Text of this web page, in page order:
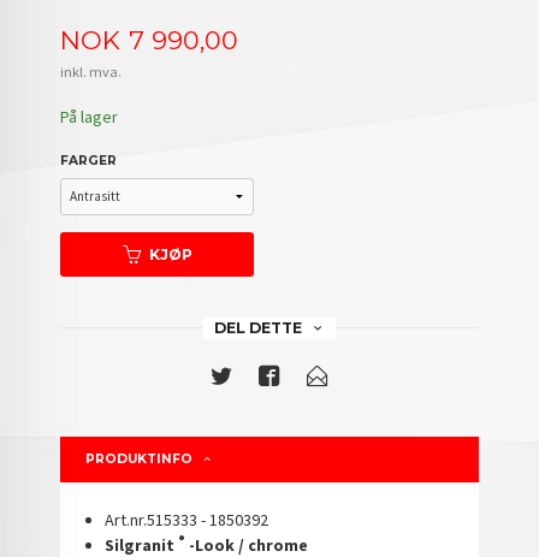
Pris
NOK 7 990,00
inkl. mva.
På lager
FARGER
KJØP
DEL DETTE
PRODUKTINFO
Art.nr.515333 - 1850392
Silgranit ® -Look / chrome